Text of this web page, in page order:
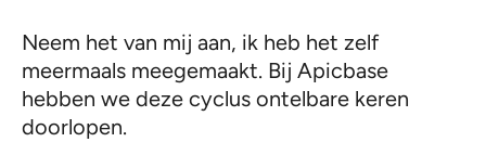
Neem het van mij aan, ik heb het zelf
meermaals meegemaakt. Bij Apicbase
hebben we deze cyclus ontelbare keren
doorlopen.